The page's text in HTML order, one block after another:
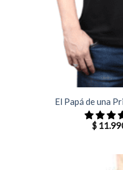
El Papá de una
$